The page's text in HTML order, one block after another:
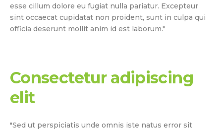
esse cillum dolore eu fugiat nulla pariatur. Excepteur
sint occaecat cupidatat non proident, sunt in culpa qui
officia deserunt mollit anim id est laborum."
Consectetur adipiscing
elit
"Sed ut perspiciatis unde omnis iste natus error sit